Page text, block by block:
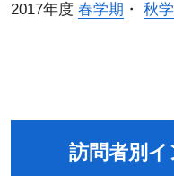
2017年度 春学期 ・ 秋
訪問者別